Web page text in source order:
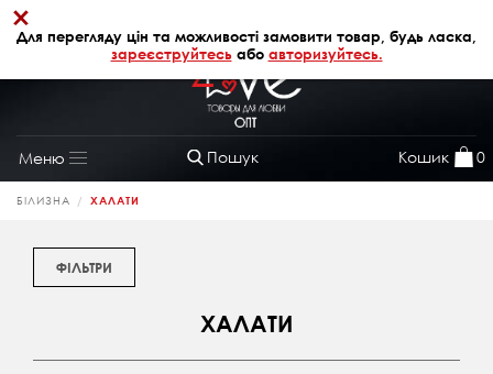
Для перегляду цін та можливості замовити товар, будь ласка,
зареєструйтесьабо авторизуйтесь.
×
Пошук Кошик 0
Меню
Toggle
navigation
БІЛИЗНА ХАЛАТИ
ФІЛЬТРИ
ХАЛАТИ